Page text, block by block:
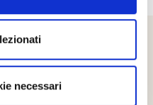
necessari